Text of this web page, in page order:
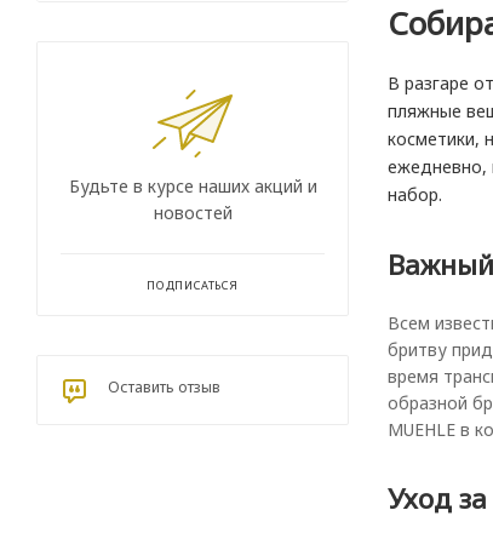
В разгаре
пляжные
косметики,
ежедневно,
набор.
Всем
бритву
время
образной
MUEHLE в
Уход
Будьте в курсе наших акций и
новостей
ПОДПИСАТЬСЯ
Оставить отзыв